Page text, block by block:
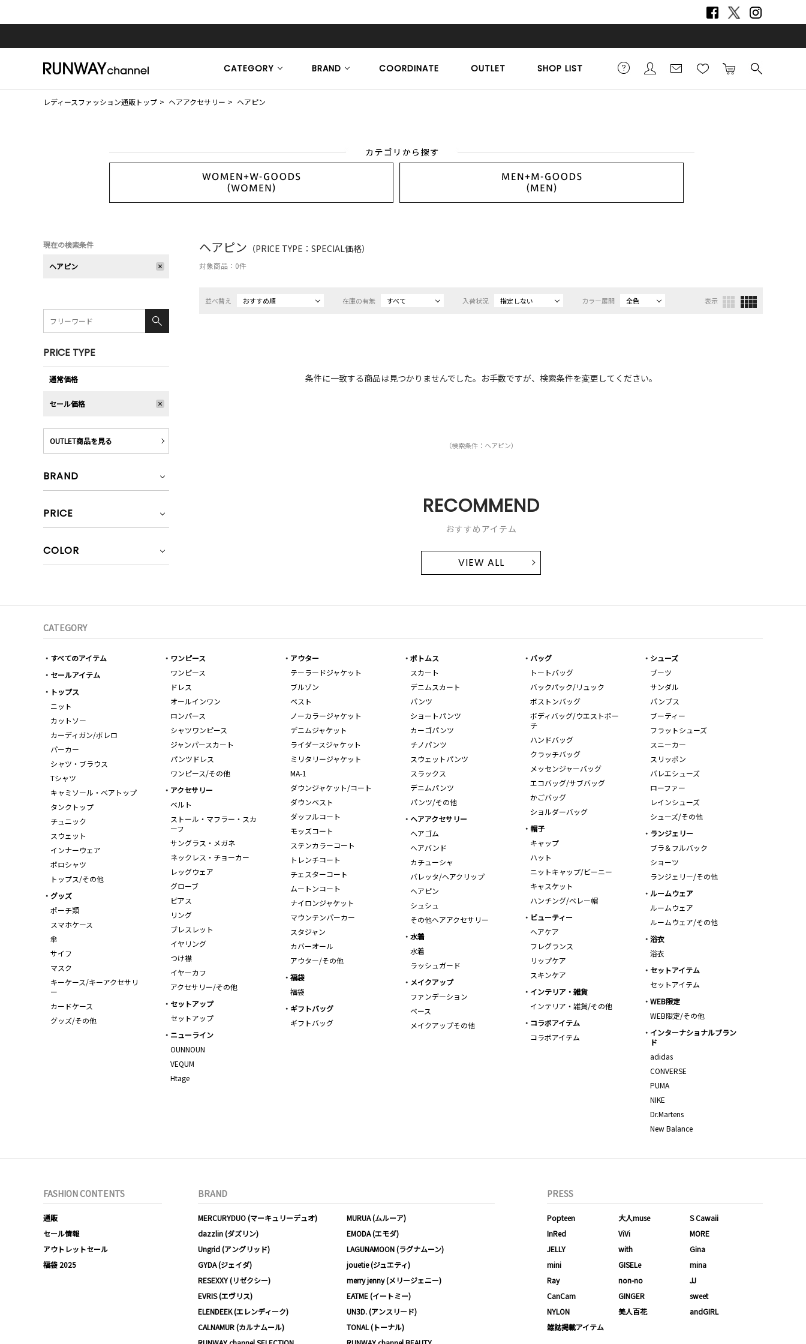
CATEGORY BRAND COORDINATE OUTLET SHOP LIST
レディースファッション通販トップ ヘアアクセサリー ヘアピン
ヘアピン （PRICE TYPE：SPECIAL価格）
対象商品： 0件
並べ替え おすすめ順 在庫の有無 すべて 入荷状況 指定しない カラー展開 全色 表示
条件に一致する商品は見つかりませんでした。お手数ですが、検索条件を変更してください。
（検索条件：ヘアピン）
RECOMMEND
おすすめアイテム
VIEW ALL
現在の検索条件
ヘアピン
PRICE TYPE
通常価格
セール価格
OUTLET商品を見る
BRAND
PRICE
COLOR
CATEGORY
すべてのアイテム
セールアイテム
トップス
ニット
カットソー
カーディガン/ボレロ
パーカー
シャツ・ブラウス
Tシャツ
キャミソール・ベアトップ
タンクトップ
チュニック
スウェット
インナーウェア
ポロシャツ
トップス/その他
ワンピース
ワンピース
ドレス
オールインワン
ロンパース
シャツワンピース
ジャンパースカート
パンツドレス
ワンピース/その他
アウター
テーラードジャケット
ブルゾン
ベスト
ノーカラージャケット
デニムジャケット
ライダースジャケット
ミリタリージャケット
MA-1
ダウンジャケット/コート
ダウンベスト
ダッフルコート
モッズコート
ステンカラーコート
トレンチコート
チェスターコート
ムートンコート
ナイロンジャケット
マウンテンパーカー
スタジャン
カバーオール
アウター/その他
ボトムス
スカート
デニムスカート
パンツ
ショートパンツ
カーゴパンツ
チノパンツ
スウェットパンツ
スラックス
デニムパンツ
パンツ/その他
バッグ
トートバッグ
バックパック/リュック
ボストンバッグ
ボディバッグ/ウエストポー
チ
ハンドバッグ
クラッチバッグ
メッセンジャーバッグ
エコバッグ/サブバッグ
かごバッグ
ショルダーバッグ
シューズ
ブーツ
サンダル
パンプス
ブーティー
フラットシューズ
スニーカー
スリッポン
バレエシューズ
ローファー
レインシューズ
シューズ/その他
アクセサリー
ベルト
ストール・マフラー・スカ
ーフ
サングラス・メガネ
ネックレス・チョーカー
レッグウェア
グローブ
ピアス
リング
ブレスレット
イヤリング
つけ襟
イヤーカフ
アクセサリー/その他
ヘアアクセサリー
ヘアゴム
ヘアバンド
カチューシャ
バレッタ/ヘアクリップ
ヘアピン
シュシュ
その他ヘアアクセサリー
帽子
キャップ
ハット
ニットキャップ/ビーニー
キャスケット
ハンチング/ベレー帽
ランジェリー
ブラ＆フルバック
ショーツ
ランジェリー/その他
ルームウェア
ルームウェア
ルームウェア/その他
グッズ
ポーチ類
スマホケース
傘
サイフ
マスク
キーケース/キーアクセサリ
ー
カードケース
グッズ/その他
ビューティー
ヘアケア
フレグランス
リップケア
スキンケア
水着
水着
ラッシュガード
浴衣
浴衣
セットアイテム
セットアイテム
福袋
福袋
メイクアップ
ファンデーション
ベース
メイクアップその他
インテリア・雑貨
インテリア・雑貨/その他
WEB限定
WEB限定/その他
セットアップ
セットアップ
ギフトバッグ
ギフトバッグ
コラボアイテム
コラボアイテム
インターナショナルブラン
ド
adidas
CONVERSE
PUMA
NIKE
Dr.Martens
New Balance
ニューライン
OUNNOUN
VEQUM
Htage
FASHION CONTENTS
通販
セール情報
アウトレットセール
福袋 2025
BRAND
MERCURYDUO (マーキュリーデュオ)
MURUA (ムルーア)
dazzlin (ダズリン)
EMODA (エモダ)
Ungrid (アングリッド)
LAGUNAMOON (ラグナムーン)
GYDA (ジェイダ)
jouetie (ジュエティ)
RESEXXY (リゼクシー)
merry jenny (メリージェニー)
EVRIS (エヴリス)
EATME (イートミー)
ELENDEEK (エレンディーク)
UN3D. (アンスリード)
CALNAMUR (カルナムール)
TONAL (トーナル)
PRESS
Popteen 大人muse
S Cawaii
InRed
ViVi
MORE
JELLY
with
Gina
mini
GISELe
mina
Ray
non-no
JJ
CanCam
GINGER
sweet
NYLON
美人百花
andGIRL
雑誌掲載アイテム